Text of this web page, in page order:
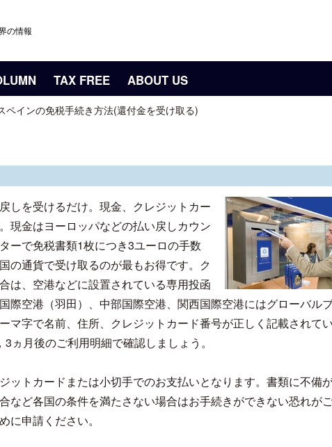
の情報
TAX FREE ABOUT US
ペインの免税手続き方法(還付金を受け取る)
しを受けるだけ。現金、クレジットカー
現金はヨーロッパなどの払い戻しカウン
ーで免税書類1枚につき3ユーロの手数
の通貨で受け取るのが最もお得です。ク
は、空港などに設置されている専用投函
際空港（羽田）、中部国際空港、関西国際空港にはグローバル
マ字で名前、住所、クレジットカード番号が正しく記載されて
ヵ月後のご利用明細で確認しましょう。
ットカードまたは小切手でのお支払いとなります。書類に不備
など各国の条件を満たさない場合はお手続きができない恐れが
に申請ください。